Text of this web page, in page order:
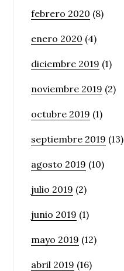
febrero 2020 (8)
enero 2020 (4)
diciembre 2019 (1)
noviembre 2019 (2)
octubre 2019 (1)
septiembre 2019 (13)
agosto 2019 (10)
julio 2019 (2)
junio 2019 (1)
mayo 2019 (12)
abril 2019 (16)